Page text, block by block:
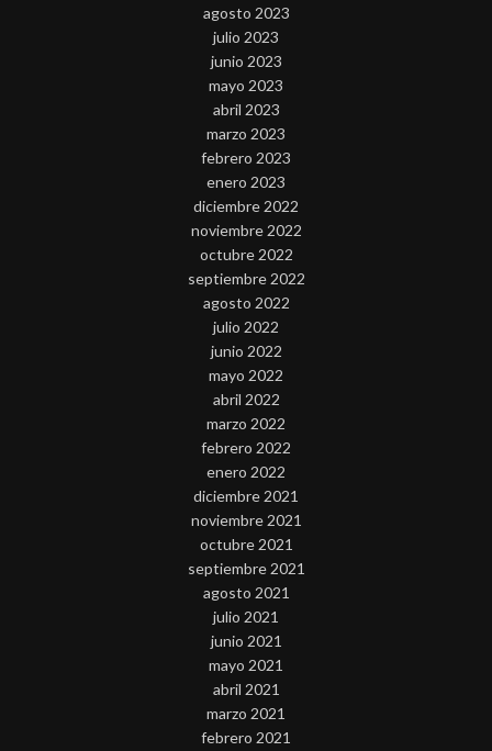
agosto 2023
julio 2023
junio 2023
mayo 2023
abril 2023
marzo 2023
febrero 2023
enero 2023
diciembre 2022
noviembre 2022
octubre 2022
septiembre 2022
agosto 2022
julio 2022
junio 2022
mayo 2022
abril 2022
marzo 2022
febrero 2022
enero 2022
diciembre 2021
noviembre 2021
octubre 2021
septiembre 2021
agosto 2021
julio 2021
junio 2021
mayo 2021
abril 2021
marzo 2021
febrero 2021